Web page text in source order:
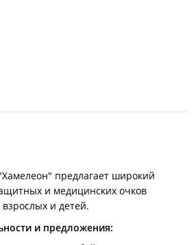
предлагает широкий
и медицинских очков
и детей.
и предложения: